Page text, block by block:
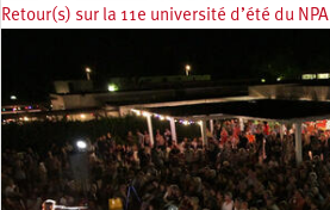
Retour(s) sur la 11e université d’été du NPA